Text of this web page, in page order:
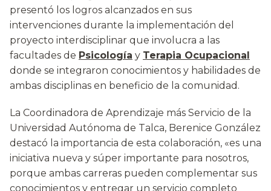
presentó los logros alcanzados en sus
intervenciones durante la implementación del
proyecto interdisciplinar que involucra a las
facultades de Psicología y Terapia Ocupacional
donde se integraron conocimientos y habilidades de
ambas disciplinas en beneficio de la comunidad.
La Coordinadora de Aprendizaje más Servicio de la
Universidad Autónoma de Talca, Berenice González
destacó la importancia de esta colaboración, «es una
iniciativa nueva y súper importante para nosotros,
porque ambas carreras pueden complementar sus
conocimientos y entregar un servicio completo